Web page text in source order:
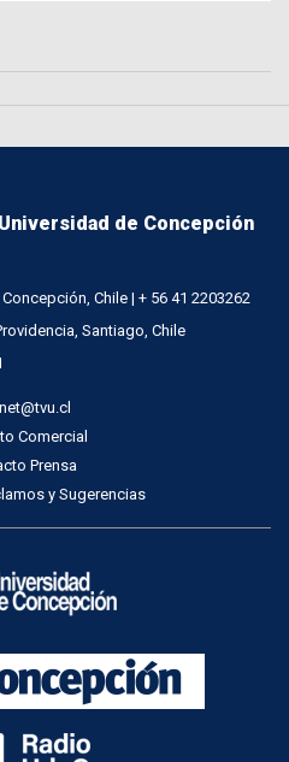
de Concepción
Chile | + 56 41 2203262
Santiago, Chile
Comercial
Prensa
y Sugerencias